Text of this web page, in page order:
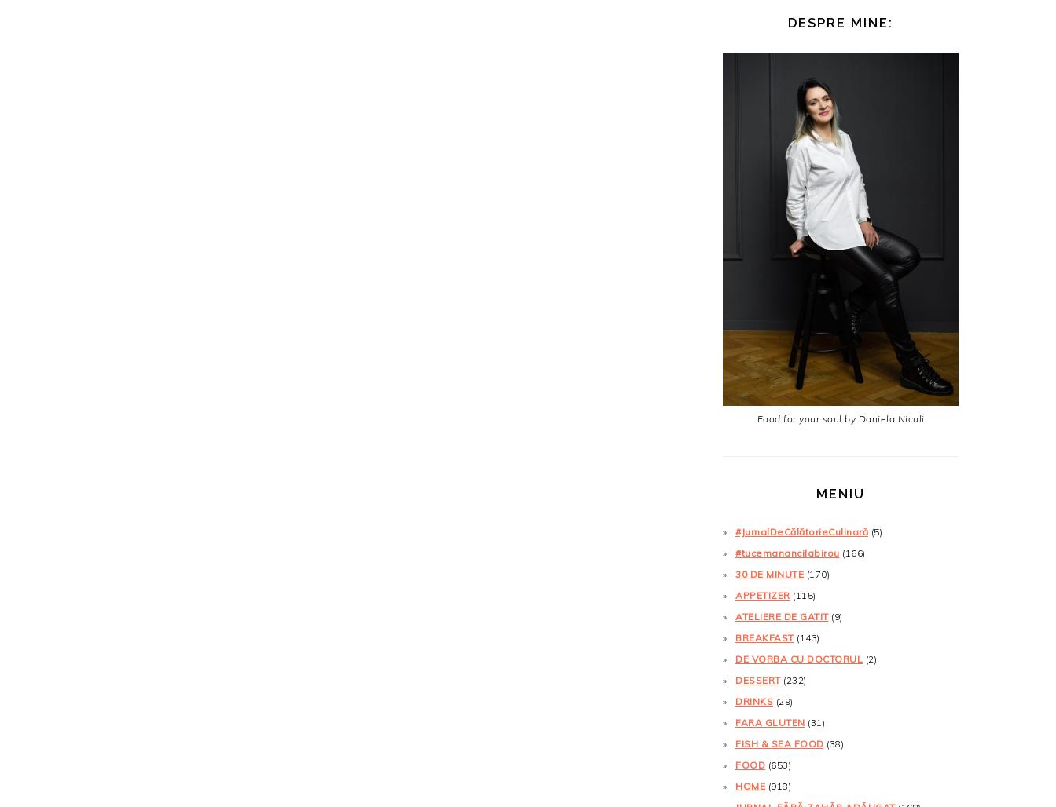
DESPRE MINE:
Food for your soul by Daniela Niculi
MENIU
#JurnalDeCălătorieCulinară (5)
#tucemanancilabirou (166)
30 DE MINUTE (170)
APPETIZER (115)
ATELIERE DE GATIT(9)
BREAKFAST(143)
DE VORBA CU DOCTORUL (2)
DESSERT(232)
DRINKS (29)
FARA GLUTEN (31)
FISH & SEA FOOD (38)
FOOD (653)
HOME (918)